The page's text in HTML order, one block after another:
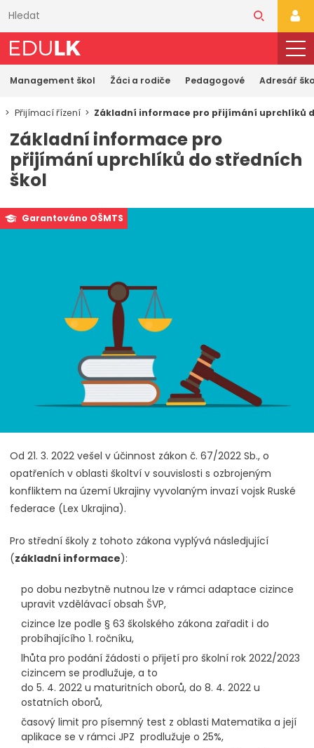
obsahu
Management škol Žáci a rodiče Pedagogové Adresář
Přijímací řízení Základní informace pro přijímání uprchlíků
Základní informace pro
přijímání uprchlíků do středních
škol
Garantováno OŠMTS
Od 21. 3. 2022 vešel v účinnost zákon č. 67/2022 Sb., o
opatřeních v oblasti školtví v souvislosti s ozbrojeným
konfliktem na území Ukrajiny vyvolaným invazí vojsk Ruské
federace (Lex Ukrajina).
Pro střední školy z tohoto zákona vyplývá následjující
(základní informace):
po dobu nezbytně nutnou lze v rámci adaptace cizince
upravit vzdělávací obsah ŠVP,
cizince lze podle § 63 školského zákona zařadit i do
probíhajícího 1. ročníku,
lhůta pro podání žádosti o přijetí pro školní rok 2022/2023
cizincem se prodlužuje, a to
do 5. 4. 2022 u maturitních oborů, do 8. 4. 2022 u
ostatních oborů,
časový limit pro písemný test z oblasti Matematika a její
aplikace se v rámci JPZ prodlužuje o 25%,